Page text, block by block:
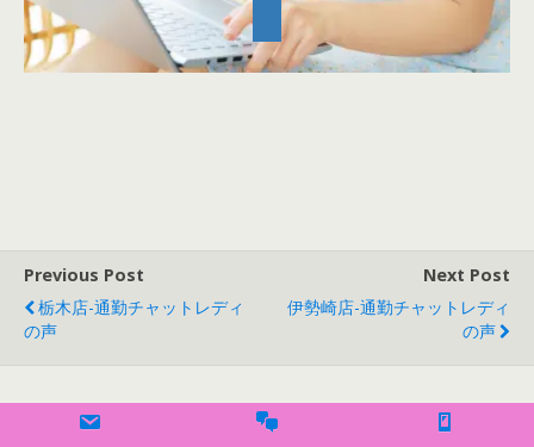
Previous Post
栃木店-通勤チャットレディ
の声
Next Post
伊勢崎店-通勤チャットレディ
の声
Back to top